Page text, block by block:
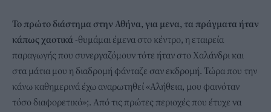
Το πρώτο διάστημα στην Αθήνα, για μενα, τα πράγματα ήταν
κάπως χαοτικά -θυμάμαι έμενα στο κέντρο, η εταιρεία
παραγωγής που συνεργαζόμουν τότε ήταν στο Χαλάνδρι και
στα μάτια μου η διαδρομή φάνταζε σαν εκδρομή. Τώρα που την
κάνω καθημερινά έχω αναρωτηθεί «Αλήθεια, μου φαινόταν
τόσο διαφορετικό»;. Από τις πρώτες περιοχές που έτυχε να